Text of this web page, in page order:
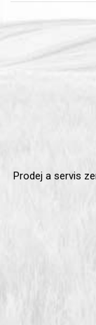
Prodej a servis